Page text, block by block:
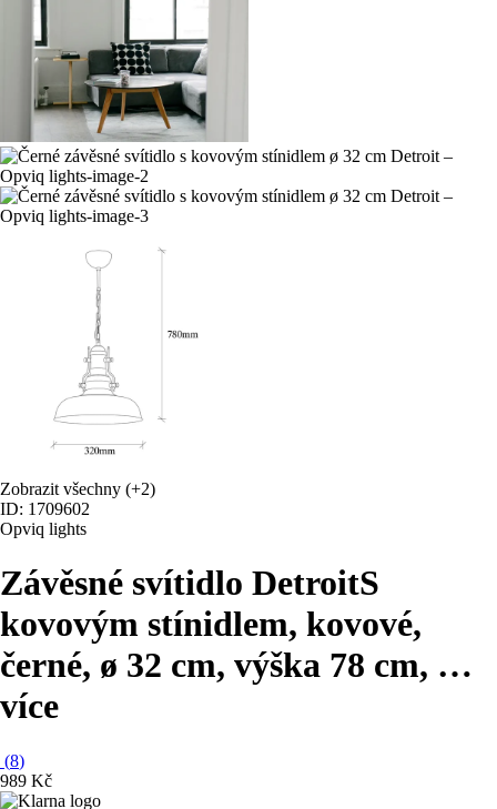
Zobrazit všechny (+2)
ID: 1709602
Opviq lights
Závěsné svítidlo DetroitS
kovovým stínidlem, kovové,
černé, ø 32 cm, výška 78 cm, …
více
(8)
989 Kč